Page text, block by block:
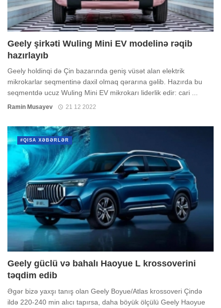
Geely şirkəti Wuling Mini EV modelinə rəqib
hazırlayıb
Geely holdinqi də Çin bazarında geniş vüsət alan elektrik
mikrokarlar seqmentinə daxil olmaq qərarına gəlib. Hazırda bu
seqmentdə ucuz Wuling Mini EV mikrokarı liderlik edir: cari ...
Ramin Musayev 21 12 2022
#QISA XƏBƏRLƏR
Geely güclü və bahalı Haoyue L krossoverini
təqdim edib
Əgər bizə yaxşı tanış olan Geely Boyue/Atlas krossoveri Çində
ildə 220-240 min alıcı tapırsa, daha böyük ölçülü Geely Haoyue